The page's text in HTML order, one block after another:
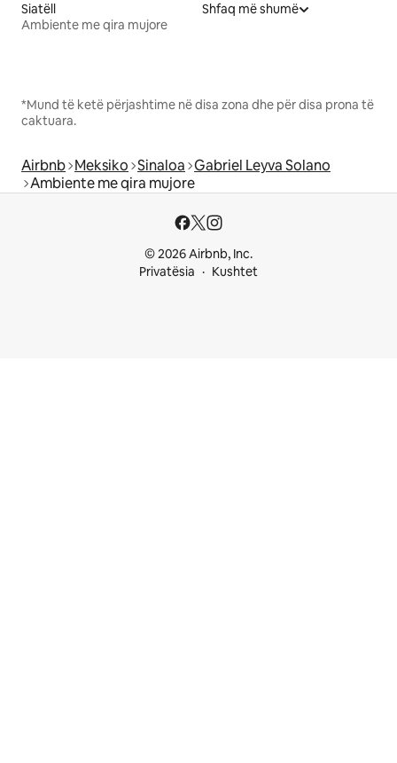
Siatëll
Ambiente me qira mujore
Shfaq më shumë
*Mund të ketë përjashtime në disa zona dhe për disa prona të
caktuara.
Airbnb Meksiko Sinaloa Gabriel Leyva Solano
Ambiente me qira mujore
© 2026 Airbnb, Inc.
Privatësia
Kushtet